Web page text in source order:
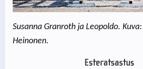
Susanna Granroth ja Leopoldo.
Heinonen.
Esteratsastus